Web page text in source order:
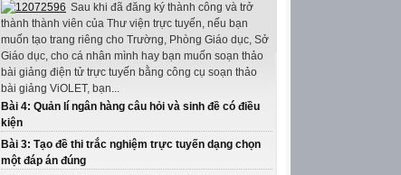
Sau khi đã đăng ký thành công và trở
thành thành viên của Thư viện trực tuyến, nếu bạn
muốn tạo trang riêng cho Trường, Phòng Giáo dục, Sở
Giáo dục, cho cá nhân mình hay bạn muốn soạn thảo
bài giảng điện tử trực tuyến bằng công cụ soạn thảo
bài giảng ViOLET, bạn...
Bài 4: Quản lí ngân hàng câu hỏi và sinh đề có điều
kiện
Bài 3: Tạo đề thi trắc nghiệm trực tuyến dạng chọn
một đáp án đúng